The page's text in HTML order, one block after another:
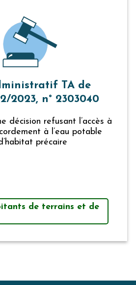
TA de
2023, n° 2303040
décision refusant l’accès à
à l’eau potable
précaire
de terrains et de